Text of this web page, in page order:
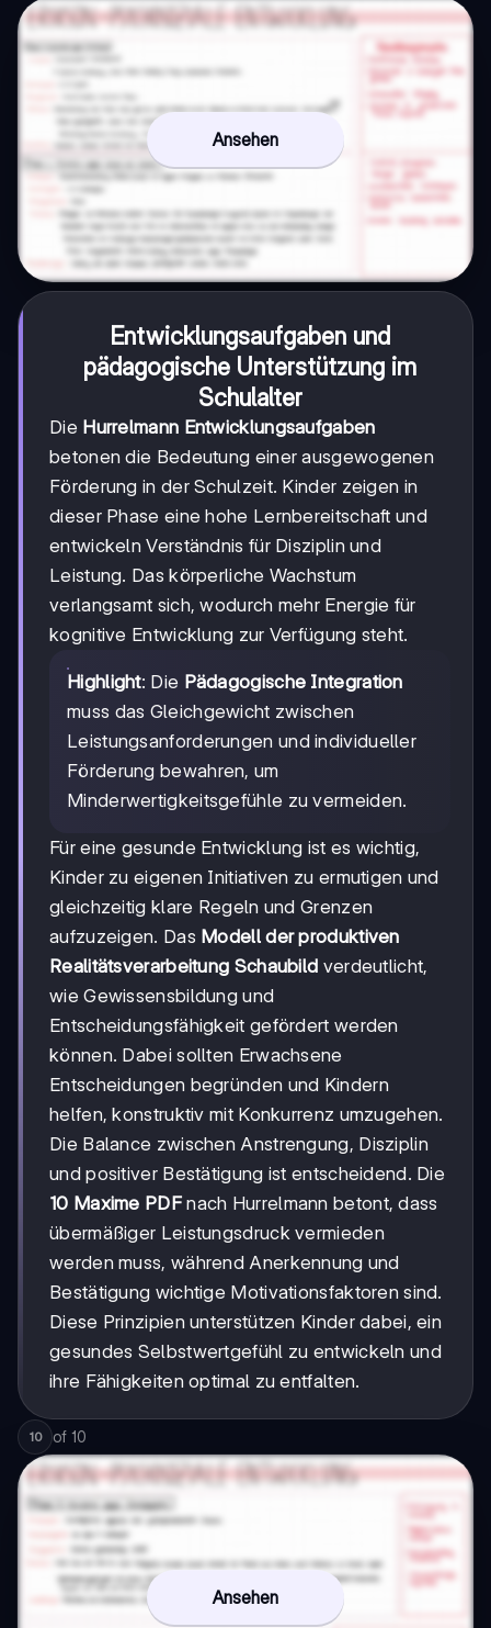
Ansehen
Entwicklungsaufgaben und
pädagogische Unterstützung im
Schulalter
Die Hurrelmann Entwicklungsaufgaben
betonen die Bedeutung einer ausgewogenen
Förderung in der Schulzeit. Kinder zeigen in
dieser Phase eine hohe Lernbereitschaft und
entwickeln Verständnis für Disziplin und
Leistung. Das körperliche Wachstum
verlangsamt sich, wodurch mehr Energie für
kognitive Entwicklung zur Verfügung steht.
Highlight: Die Pädagogische Integration
muss das Gleichgewicht zwischen
Leistungsanforderungen und individueller
Förderung bewahren, um
Minderwertigkeitsgefühle zu vermeiden.
Für eine gesunde Entwicklung ist es wichtig,
Kinder zu eigenen Initiativen zu ermutigen und
gleichzeitig klare Regeln und Grenzen
aufzuzeigen. Das Modell der produktiven
Realitätsverarbeitung Schaubild verdeutlicht,
wie Gewissensbildung und
Entscheidungsfähigkeit gefördert werden
können. Dabei sollten Erwachsene
Entscheidungen begründen und Kindern
helfen, konstruktiv mit Konkurrenz umzugehen.
Die Balance zwischen Anstrengung, Disziplin
und positiver Bestätigung ist entscheidend. Die
10 Maxime PDFnach Hurrelmann betont, dass
übermäßiger Leistungsdruck vermieden
werden muss, während Anerkennung und
Bestätigung wichtige Motivationsfaktoren sind.
Diese Prinzipien unterstützen Kinder dabei, ein
gesundes Selbstwertgefühl zu entwickeln und
ihre Fähigkeiten optimal zu entfalten.
10 of 10
Ansehen